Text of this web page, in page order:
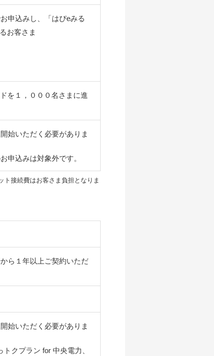
申込みし、「はぴeみる
お客さま
を１，０００名さまに進
始いただく必要がありま
申込みは対象外です。
接続費はお客さま負担となりま
ら１年以上ご契約いただ
始いただく必要がありま
クプラン for 中央電力、